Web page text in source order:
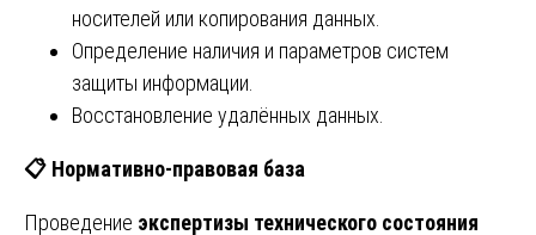
носителей или копирования данных.
Определение наличия и параметров систем
защиты информации.
Восстановление удалённых данных.
📋 Нормативно-правовая база
Проведение экспертизы технического состояния